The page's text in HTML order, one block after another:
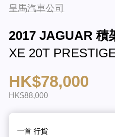
皇馬汽車公司
2017 JAGUAR 積
XE 20T
HK$78,000
HK$88,000
一首 行貨